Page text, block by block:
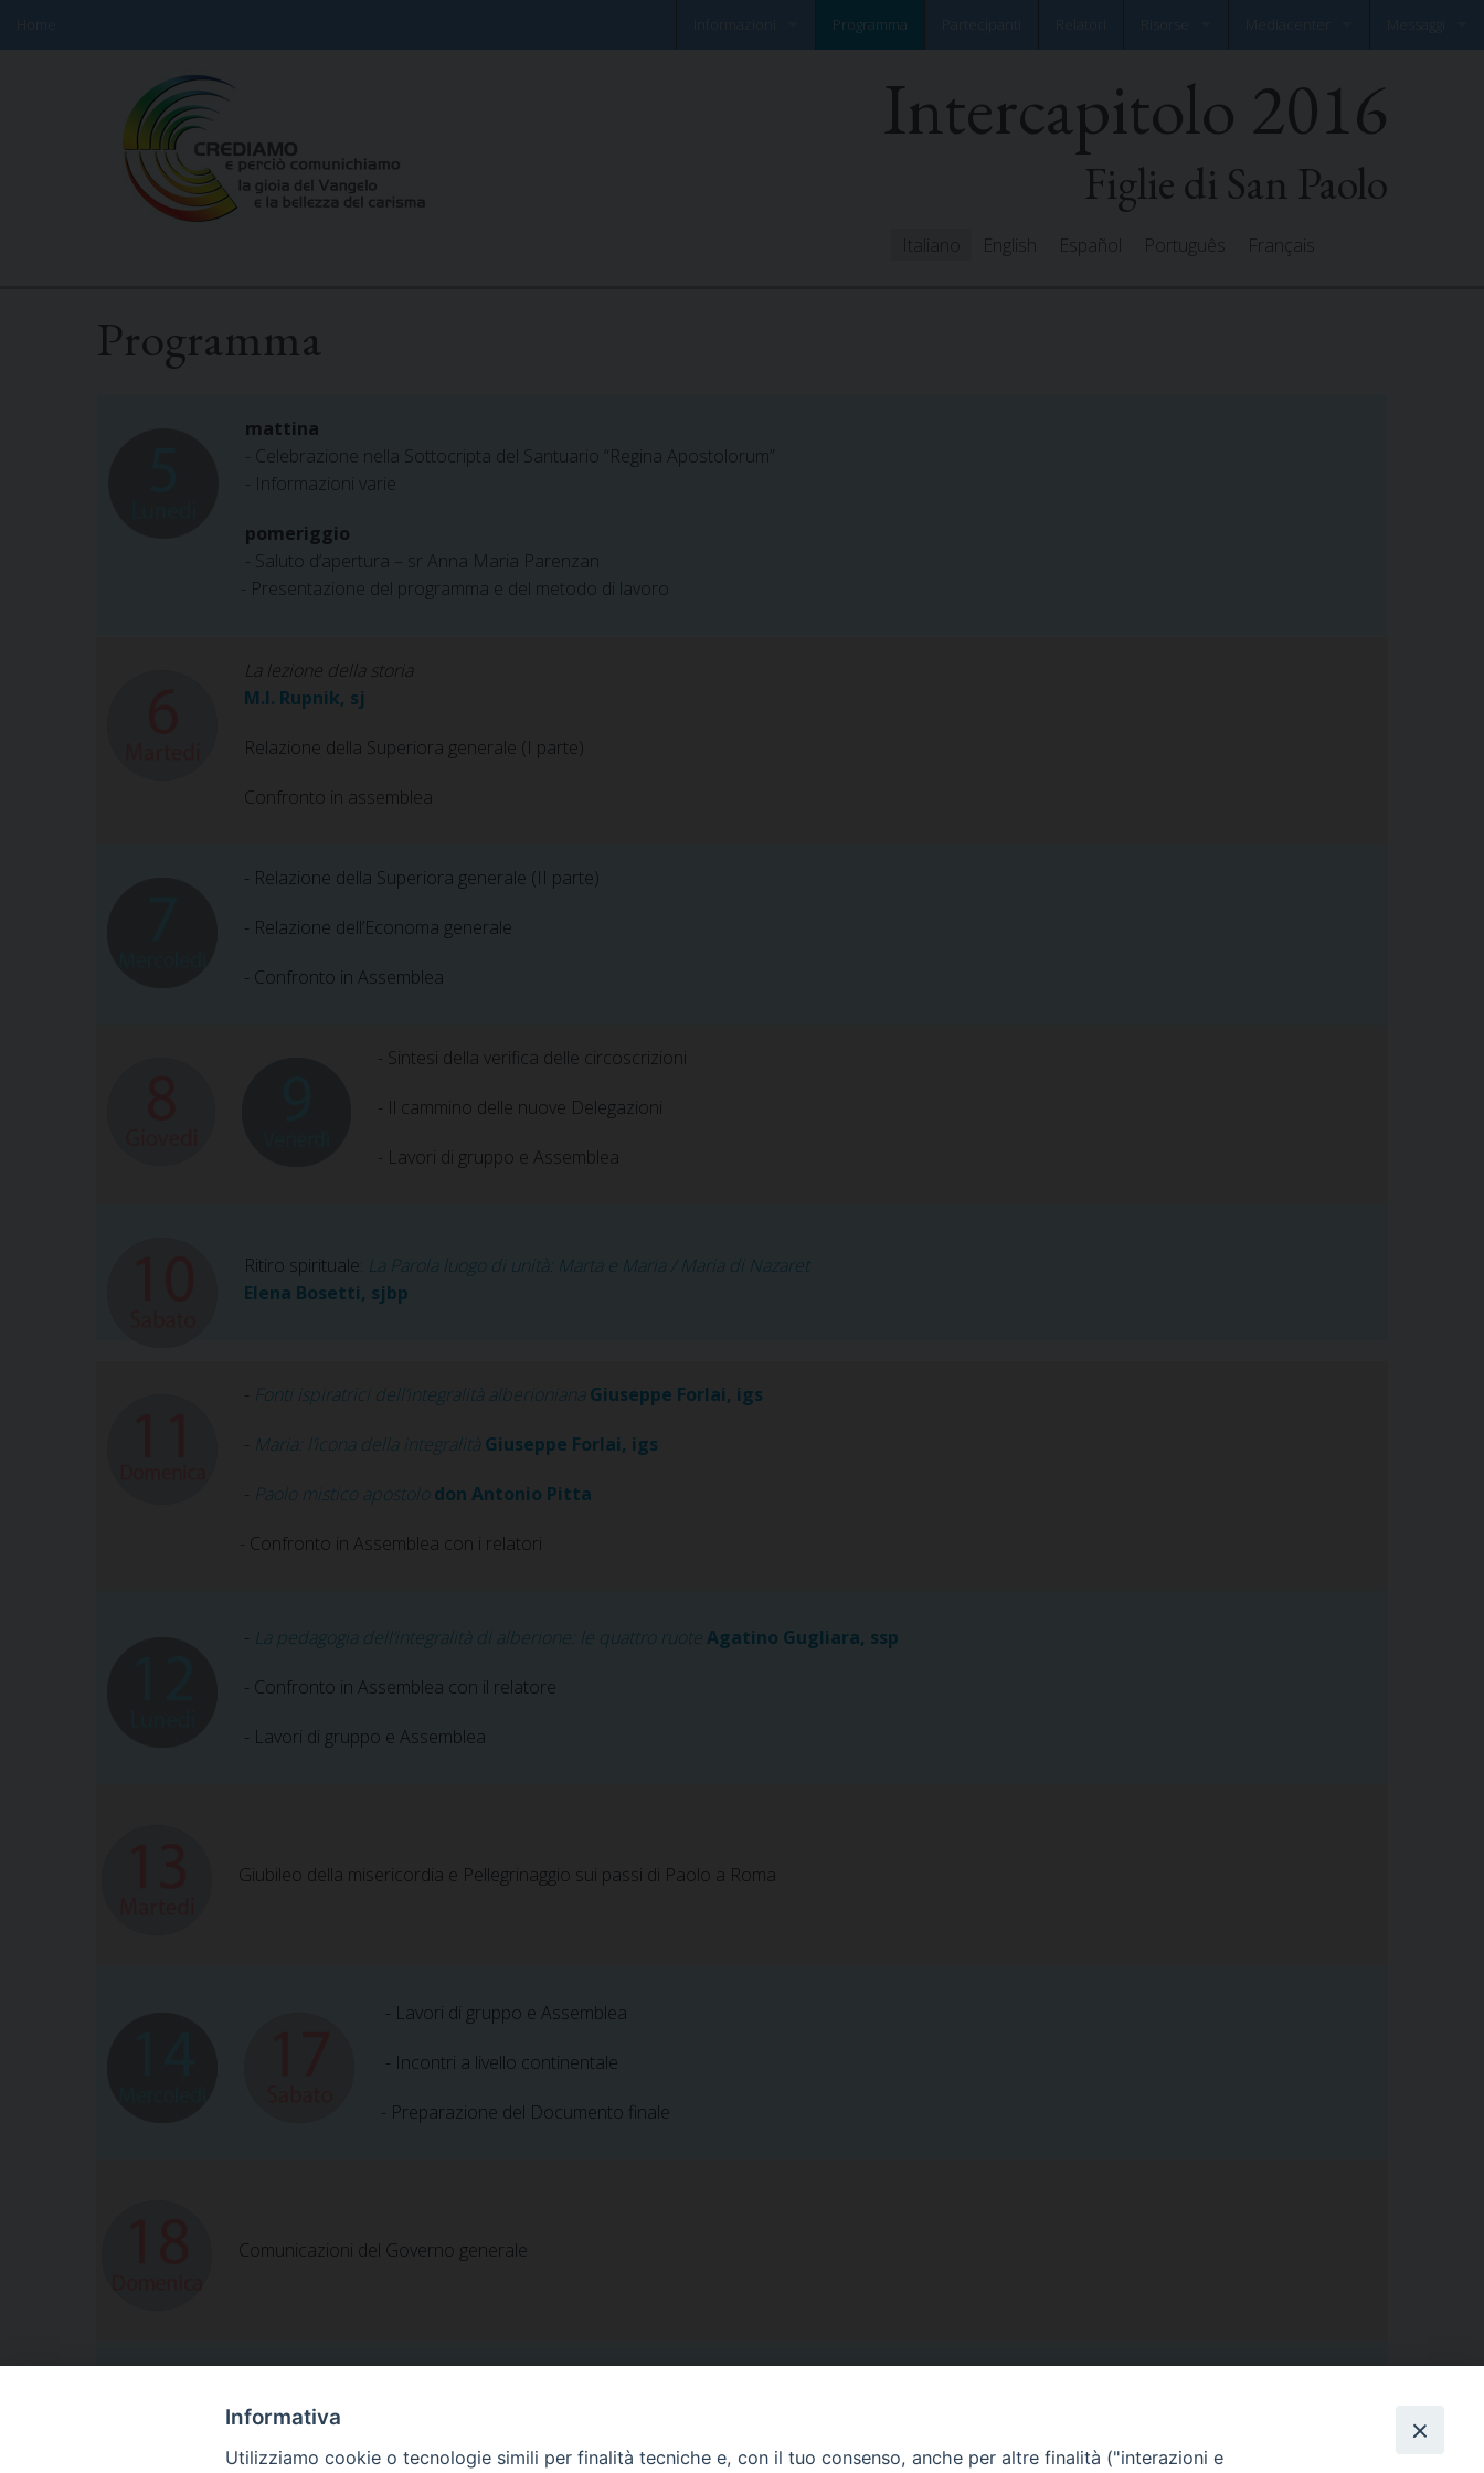
Programma
Preghiere Video Gallery
Intercapitolo 2016
Figlie di San Paolo
Italiano English Español Português Français
Programma
mattina
- Celebrazione nella Sottocripta del Santuario “Regina Apostolorum”
- Informazioni varie
pomeriggio
- Saluto d’apertura – sr Anna Maria Parenzan
- Presentazione del programma e del metodo di lavoro
La lezione della storia
M.I. Rupnik, sj
Relazione della Superiora generale (I parte)
Confronto in assemblea
- Relazione della Superiora generale (II parte)
- Relazione dell’Economa generale
- Confronto in Assemblea
- Sintesi della verifica delle circoscrizioni
- Il cammino delle nuove Delegazioni
- Lavori di gruppo e Assemblea
Ritiro spirituale: La Parola luogo di unità: Marta e Maria / Maria di Nazaret
Elena Bosetti, sjbp
- Fonti ispiratrici dell’integralità alberionianaGiuseppe Forlai, igs
- Maria: l’icona della integralitàGiuseppe Forlai, igs
- Paolo mistico apostolodon Antonio Pitta
- Confronto in Assemblea con i relatori
- La pedagogia dell’integralità di alberione: le quattro ruoteAgatino Gugliara, ssp
- Confronto in Assemblea con il relatore
- Lavori di gruppo e Assemblea
Giubileo della misericordia e Pellegrinaggio sui passi di Paolo a Roma
- Lavori di gruppo e Assemblea
- Incontri a livello continentale
- Preparazione del Documento finale
Comunicazioni del Governo generale
Informativa
Utilizziamo cookie o tecnologie simili per finalità tecniche e, con il tuo consenso, anche per altre finalità ("interazioni e